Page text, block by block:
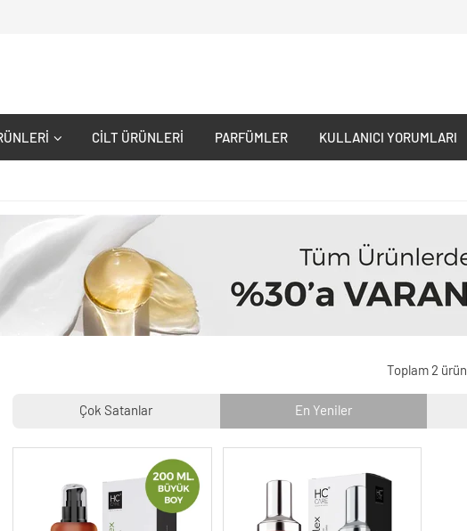
CILT ÜRÜNLERI PARFÜMLER KULLANICI YORUMLARI
Toplam 2 ürün
Çok Satanlar En Yeniler